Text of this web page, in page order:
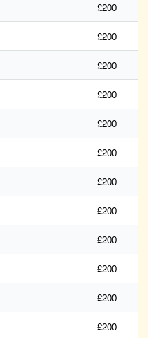
£200
£200
£200
£200
£200
£200
£200
£200
£200
£200
£200
£200